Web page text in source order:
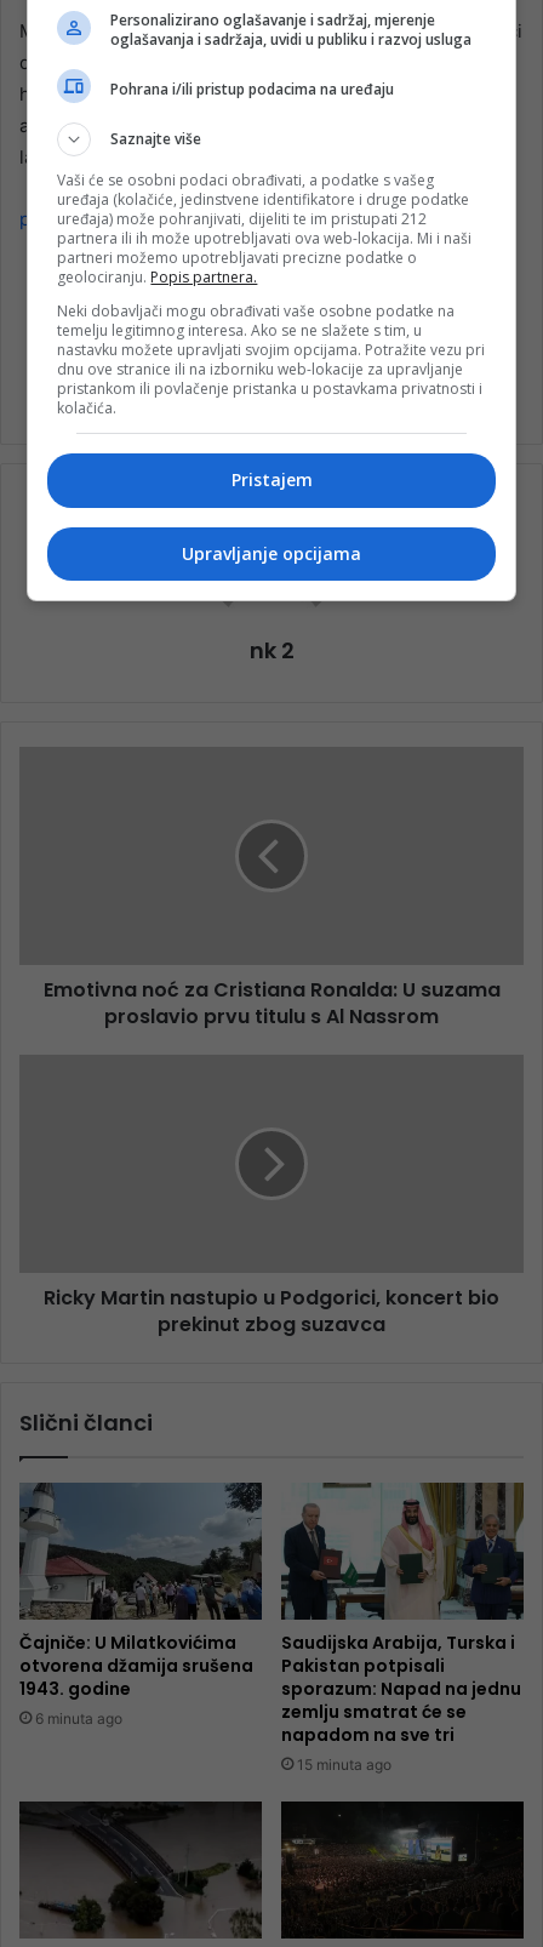
Mufid i Rifet naredne dane provest će u ibadetu, iščekujući
dan Arefata zajedno s ostalim bosanskohercegovačkim
hadžijama, dok je Ured za hadž i umru osigurao posebne
apartmane kako bi njihov boravak na svetim mjestima bio
lakši i ugodniji.
patria
hadž hadžije Mufid Kozlić
Rifet Mahić Slijepe i slabovidne osobe
nk 2
Emotivna noć za Cristiana Ronalda: U suzama
proslavio prvu titulu s Al Nassrom
Ricky Martin nastupio u Podgorici, koncert bio
prekinut zbog suzavca
Slični članci
Čajniče: U Milatkovićima
otvorena džamija srušena
1943. godine
6 minuta ago
Saudijska Arabija, Turska i
Pakistan potpisali
sporazum: Napad na jednu
zemlju smatrat će se
napadom na sve tri
15 minuta ago
Personalizirano oglašavanje i sadržaj, mjerenje
oglašavanja i sadržaja, uvidi u publiku i razvoj usluga
Pohrana i/ili pristup podacima na uređaju
Saznajte više
Vaši će se osobni podaci obrađivati, a podatke s vašeg
uređaja (kolačiće, jedinstvene identifikatore i druge podatke
uređaja) može pohranjivati, dijeliti te im pristupati 212
partnera ili ih može upotrebljavati ova web-lokacija. Mi i naši
partneri možemo upotrebljavati precizne podatke o
geolociranju. Popis partnera.
Neki dobavljači mogu obrađivati vaše osobne podatke na
temelju legitimnog interesa. Ako se ne slažete s tim, u
nastavku možete upravljati svojim opcijama. Potražite vezu pri
dnu ove stranice ili na izborniku web-lokacije za upravljanje
pristankom ili povlačenje pristanka u postavkama privatnosti i
kolačića.
Pristajem
Upravljanje opcijama